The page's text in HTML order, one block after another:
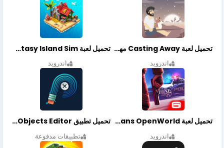
تحميل لعبة Casting Away مهكرة أخر إصدار
اندرويد
تحميل لعبة Fantasy Island Sim مهكرة أخر إصدار
اندرويد
تحميل لعبة Gangstar New Orleans OpenWorld مهكرة أخر إصدار
اندرويد
تحميل تطبيق Retouch Remove Objects Editor مهكرة اخر إصدار
تطبيقات مدفوعة